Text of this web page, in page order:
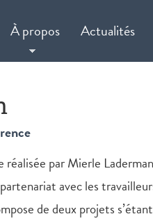
À propos Actualités
par Mierle
avec les
de deux projets